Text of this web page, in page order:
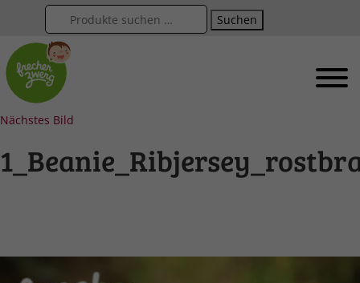
Suchen
Nächstes Bild